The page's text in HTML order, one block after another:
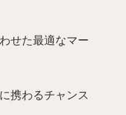
せた最適なマー
携わるチャンス